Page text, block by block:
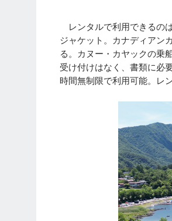
レンタルで利用できるの
ジャケット。カナディアン
る。カヌー・カヤックの乗
受け付けはなく、書類に必
時間無制限で利用可能。レ